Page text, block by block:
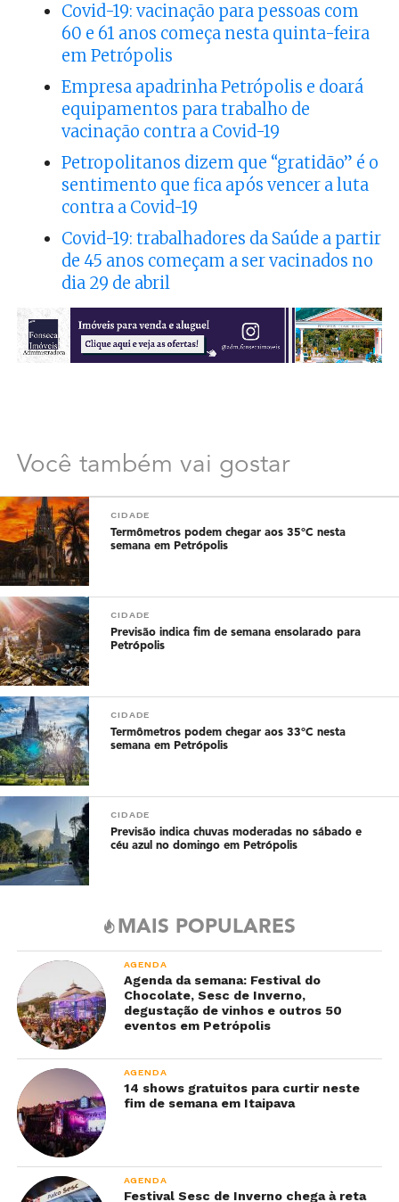
Covid-19: vacinação para pessoas com
60 e 61 anos começa nesta quinta-feira
em Petrópolis
Empresa apadrinha Petrópolis e doará
equipamentos para trabalho de
vacinação contra a Covid-19
Petropolitanos dizem que “gratidão” é o
sentimento que fica após vencer a luta
contra a Covid-19
Covid-19: trabalhadores da Saúde a partir
de 45 anos começam a ser vacinados no
dia 29 de abril
Você também vai gostar
CIDADE
Termômetros podem chegar aos 35°C nesta
semana em Petrópolis
CIDADE
Previsão indica fim de semana ensolarado para
Petrópolis
CIDADE
Termômetros podem chegar aos 33°C nesta
semana em Petrópolis
CIDADE
Previsão indica chuvas moderadas no sábado e
céu azul no domingo em Petrópolis
MAIS POPULARES
AGENDA
Agenda da semana: Festival do
Chocolate, Sesc de Inverno,
degustação de vinhos e outros 50
eventos em Petrópolis
AGENDA
14 shows gratuitos para curtir neste
fim de semana em Itaipava
AGENDA
Festival Sesc de Inverno chega à reta